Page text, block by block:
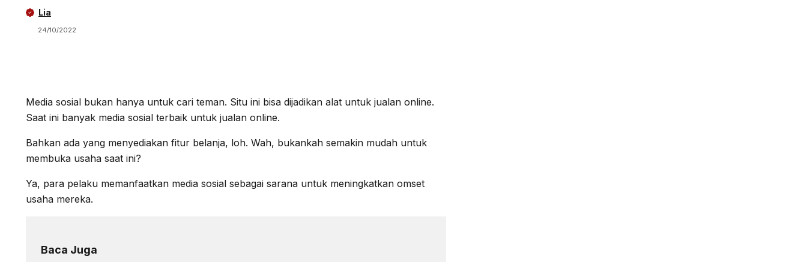
Lia
24/10/2022
Media sosial bukan hanya untuk cari teman. Situ ini bisa dijadikan alat untuk jualan online.
Saat ini banyak media sosial terbaik untuk jualan online.
Bahkan ada yang menyediakan fitur belanja, loh. Wah, bukankah semakin mudah untuk
membuka usaha saat ini?
Ya, para pelaku memanfaatkan media sosial sebagai sarana untuk meningkatkan omset
usaha mereka.
Baca Juga